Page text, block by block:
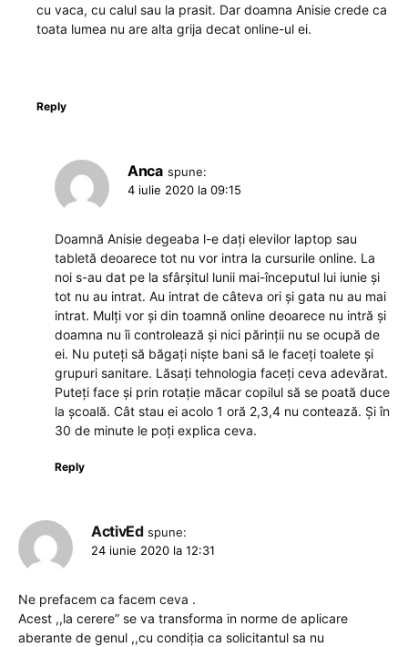
cu vaca, cu calul sau la prasit. Dar doamna Anisie crede ca
toata lumea nu are alta grija decat online-ul ei.
Reply
Anca spune:
4 iulie 2020 la 09:15
Doamnă Anisie degeaba l-e dați elevilor laptop sau
tabletă deoarece tot nu vor intra la cursurile online. La
noi s-au dat pe la sfârșitul lunii mai-începutul lui iunie și
tot nu au intrat. Au intrat de câteva ori și gata nu au mai
intrat. Mulți vor și din toamnă online deoarece nu intră și
doamna nu îi controlează și nici părinții nu se ocupă de
ei. Nu puteți să băgați niște bani să le faceți toalete și
grupuri sanitare. Lăsați tehnologia faceți ceva adevărat.
Puteți face și prin rotație măcar copilul să se poată duce
la școală. Cât stau ei acolo 1 oră 2,3,4 nu contează. Și în
30 de minute le poți explica ceva.
Reply
ActivEd spune:
24 iunie 2020 la 12:31
Ne prefacem ca facem ceva .
Acest ,,la cerere” se va transforma in norme de aplicare
aberante de genul ,,cu condiția ca solicitantul sa nu